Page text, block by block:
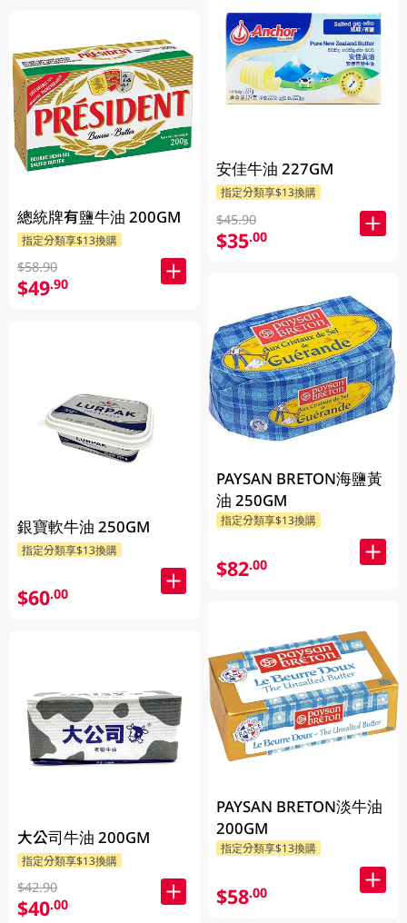
總統牌有鹽牛油 200GM
指定分類享$13換購
$58.90
$49.90
銀寶軟牛油 250GM
指定分類享$13換購
$60.00
大公司牛油 200GM
指定分類享$13換購
$42.90
$40.00
安佳牛油 227GM
指定分類享$13換購
$45.90
$35.00
PAYSAN BRETON海鹽黃
油 250GM
指定分類享$13換購
$82.00
PAYSAN BRETON淡牛油
200GM
指定分類享$13換購
$58.00